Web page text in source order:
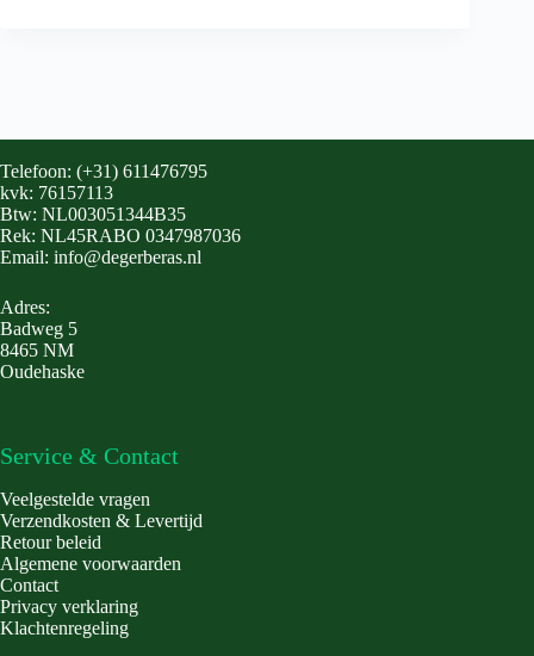
Telefoon: (+31) 611476795
kvk: 76157113
Btw: NL003051344B35
Rek: NL45RABO 0347987036
Email: info@degerberas.nl
Adres:
Badweg 5
8465 NM
Oudehaske
Service & Contact
Veelgestelde vragen
Verzendkosten & Levertijd
Retour beleid
Algemene voorwaarden
Contact
Privacy verklaring
Klachtenregeling